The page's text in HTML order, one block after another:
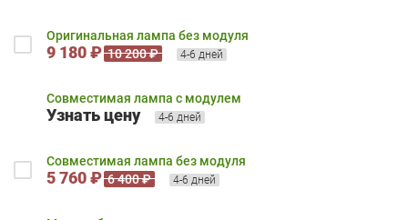
Оригинальная лампа без модуля
9 180 ₽ 10 200 ₽ 4-6 дней
Совместимая лампа с модулем
Узнать цену 4-6 дней
Совместимая лампа без модуля
5 760 ₽ 6 400 ₽ 4-6 дней